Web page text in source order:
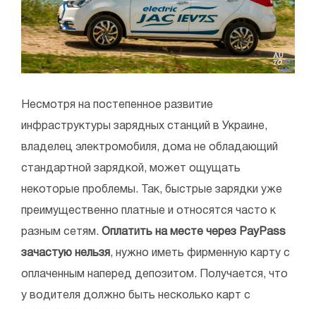
Несмотря на постепенное развитие
инфраструктуры зарядных станций в Украине,
владелец электромобиля, дома не обладающий
стандартной зарядкой, может ощущать
некоторые проблемы. Так, быстрые зарядки уже
преимущественно платные и относятся часто к
разным сетям. Оплатить на месте через PayPass
зачастую нельзя , нужно иметь фирменную карту с
оплаченным наперед депозитом. Получается, что
у водителя должно быть несколько карт с